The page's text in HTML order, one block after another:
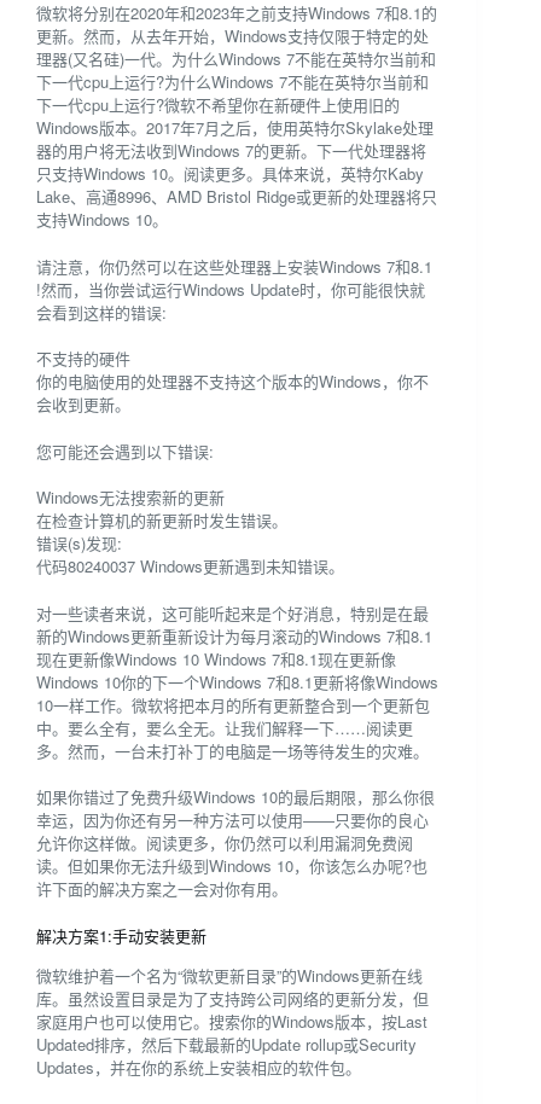
微软将分别在2020年和2023年之前支持Windows 7和8.1的
更新。然而，从去年开始，Windows支持仅限于特定的处
理器(又名硅)一代。为什么Windows 7不能在英特尔当前和
下一代cpu上运行?为什么Windows 7不能在英特尔当前和
下一代cpu上运行?微软不希望你在新硬件上使用旧的
Windows版本。2017年7月之后，使用英特尔Skylake处理
器的用户将无法收到Windows 7的更新。下一代处理器将
只支持Windows 10。阅读更多。具体来说，英特尔Kaby
Lake、高通8996、AMD Bristol Ridge或更新的处理器将只
支持Windows 10。
请注意，你仍然可以在这些处理器上安装Windows 7和8.1
!然而，当你尝试运行Windows Update时，你可能很快就
会看到这样的错误:
不支持的硬件
你的电脑使用的处理器不支持这个版本的Windows，你不
会收到更新。
您可能还会遇到以下错误:
Windows无法搜索新的更新
在检查计算机的新更新时发生错误。
错误(s)发现:
代码80240037 Windows更新遇到未知错误。
对一些读者来说，这可能听起来是个好消息，特别是在最
新的Windows更新重新设计为每月滚动的Windows 7和8.1
现在更新像Windows 10 Windows 7和8.1现在更新像
Windows 10你的下一个Windows 7和8.1更新将像Windows
10一样工作。微软将把本月的所有更新整合到一个更新包
中。要么全有，要么全无。让我们解释一下……阅读更
多。然而，一台未打补丁的电脑是一场等待发生的灾难。
如果你错过了免费升级Windows 10的最后期限，那么你很
幸运，因为你还有另一种方法可以使用——只要你的良心
允许你这样做。阅读更多，你仍然可以利用漏洞免费阅
读。但如果你无法升级到Windows 10，你该怎么办呢?也
许下面的解决方案之一会对你有用。
解决方案1:手动安装更新
微软维护着一个名为“微软更新目录”的Windows更新在线
库。虽然设置目录是为了支持跨公司网络的更新分发，但
家庭用户也可以使用它。搜索你的Windows版本，按Last
Updated排序，然后下载最新的Update rollup或Security
Updates，并在你的系统上安装相应的软件包。